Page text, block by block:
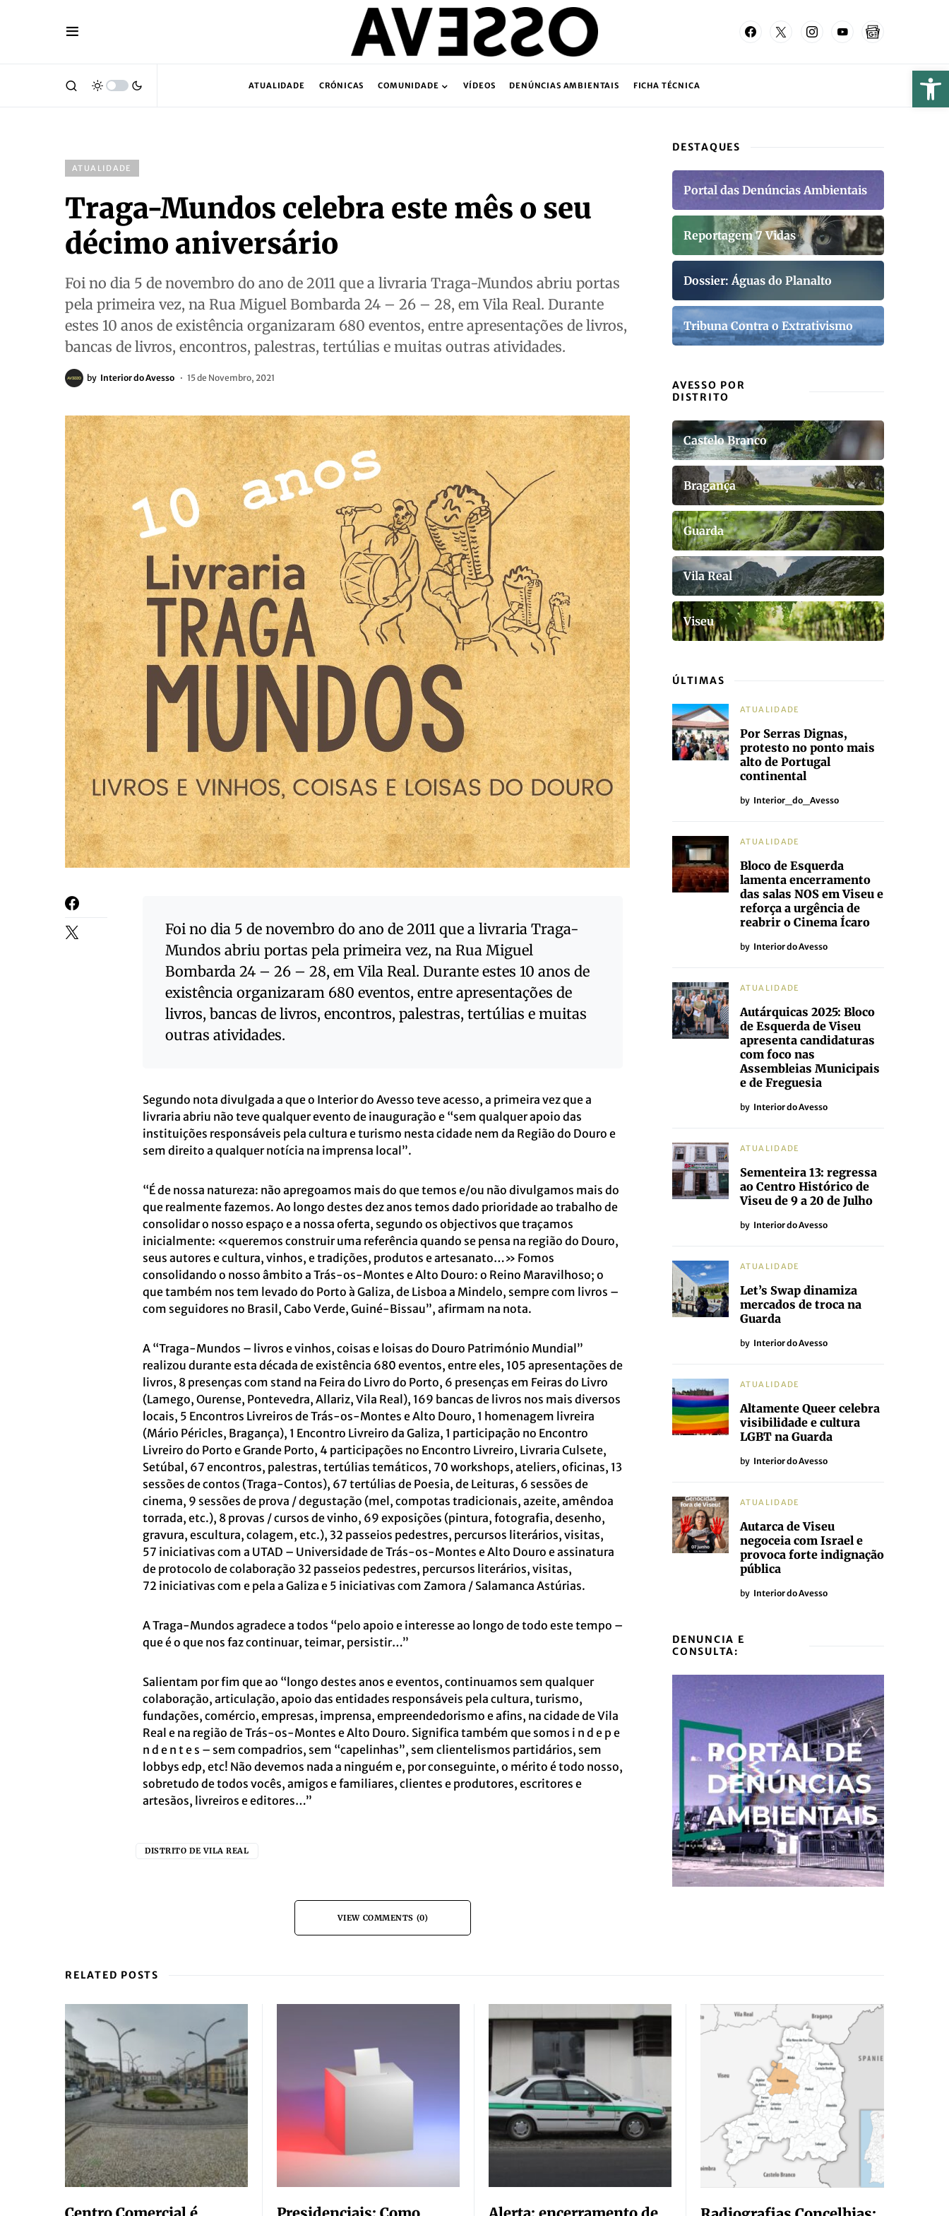
ATUALIDADE CRÓNICAS COMUNIDADE VÍDEOS DENÚNCIAS AMBIENTAIS FICHA TÉCNICA
ATUALIDADE
Traga-Mundos celebra este mês o seu
décimo aniversário
Foi no dia 5 de novembro do ano de 2011 que a livraria Traga-Mundos abriu portas
pela primeira vez, na Rua Miguel Bombarda 24 – 26 – 28, em Vila Real. Durante
estes 10 anos de existência organizaram 680 eventos, entre apresentações de livros,
bancas de livros, encontros, palestras, tertúlias e muitas outras atividades.
by Interior do Avesso 15 de Novembro, 2021
Foi no dia 5 de novembro do ano de 2011 que a livraria Traga-
Mundos abriu portas pela primeira vez, na Rua Miguel
Bombarda 24 – 26 – 28, em Vila Real. Durante estes 10 anos de
existência organizaram 680 eventos, entre apresentações de
livros, bancas de livros, encontros, palestras, tertúlias e muitas
outras atividades.
Segundo nota divulgada a que o Interior do Avesso teve acesso, a primeira vez que a
livraria abriu não teve qualquer evento de inauguração e “sem qualquer apoio das
instituições responsáveis pela cultura e turismo nesta cidade nem da Região do Douro e
sem direito a qualquer notícia na imprensa local”.
“É de nossa natureza: não apregoamos mais do que temos e/ou não divulgamos mais do
que realmente fazemos. Ao longo destes dez anos temos dado prioridade ao trabalho de
consolidar o nosso espaço e a nossa oferta, segundo os objectivos que traçamos
inicialmente: «queremos construir uma referência quando se pensa na região do Douro,
seus autores e cultura, vinhos, e tradições, produtos e artesanato…» Fomos
consolidando o nosso âmbito a Trás-os-Montes e Alto Douro: o Reino Maravilhoso; o
que também nos tem levado do Porto à Galiza, de Lisboa a Mindelo, sempre com livros –
com seguidores no Brasil, Cabo Verde, Guiné-Bissau”, afirmam na nota.
A “Traga-Mundos – livros e vinhos, coisas e loisas do Douro Património Mundial”
realizou durante esta década de existência 680 eventos, entre eles, 105 apresentações de
livros, 8 presenças com stand na Feira do Livro do Porto, 6 presenças em Feiras do Livro
(Lamego, Ourense, Pontevedra, Allariz, Vila Real), 169 bancas de livros nos mais diversos
locais, 5 Encontros Livreiros de Trás-os-Montes e Alto Douro, 1 homenagem livreira
(Mário Péricles, Bragança), 1 Encontro Livreiro da Galiza, 1 participação no Encontro
Livreiro do Porto e Grande Porto, 4 participações no Encontro Livreiro, Livraria Culsete,
Setúbal, 67 encontros, palestras, tertúlias temáticos, 70 workshops, ateliers, oficinas, 13
sessões de contos (Traga-Contos), 67 tertúlias de Poesia, de Leituras, 6 sessões de
cinema, 9 sessões de prova / degustação (mel, compotas tradicionais, azeite, amêndoa
torrada, etc.), 8 provas / cursos de vinho, 69 exposições (pintura, fotografia, desenho,
gravura, escultura, colagem, etc.), 32 passeios pedestres, percursos literários, visitas,
57 iniciativas com a UTAD – Universidade de Trás-os-Montes e Alto Douro e assinatura
de protocolo de colaboração 32 passeios pedestres, percursos literários, visitas,
72 iniciativas com e pela a Galiza e 5 iniciativas com Zamora / Salamanca Astúrias.
A Traga-Mundos agradece a todos “pelo apoio e interesse ao longo de todo este tempo –
que é o que nos faz continuar, teimar, persistir…”
Salientam por fim que ao “longo destes anos e eventos, continuamos sem qualquer
colaboração, articulação, apoio das entidades responsáveis pela cultura, turismo,
fundações, comércio, empresas, imprensa, empreendedorismo e afins, na cidade de Vila
Real e na região de Trás-os-Montes e Alto Douro. Significa também que somos i n d e p e
n d e n t e s – sem compadrios, sem “capelinhas”, sem clientelismos partidários, sem
lobbys edp, etc! Não devemos nada a ninguém e, por conseguinte, o mérito é todo nosso,
sobretudo de todos vocês, amigos e familiares, clientes e produtores, escritores e
artesãos, livreiros e editores…”
DISTRITO DE VILA REAL
VIEW COMMENTS (0)
DESTAQUES
Portal das Denúncias Ambientais
Reportagem 7 Vidas
Dossier: Águas do Planalto
Tribuna Contra o Extrativismo
AVESSO POR
DISTRITO
Castelo Branco
Bragança
Guarda
Vila Real
Viseu
ÚLTIMAS
ATUALIDADE
Por Serras Dignas,
protesto no ponto mais
alto de Portugal
continental
by Interior_do_Avesso
ATUALIDADE
Bloco de Esquerda
lamenta encerramento
das salas NOS em Viseu e
reforça a urgência de
reabrir o Cinema Ícaro
by Interior do Avesso
ATUALIDADE
Autárquicas 2025: Bloco
de Esquerda de Viseu
apresenta candidaturas
com foco nas
Assembleias Municipais
e de Freguesia
by Interior do Avesso
ATUALIDADE
Sementeira 13: regressa
ao Centro Histórico de
Viseu de 9 a 20 de Julho
by Interior do Avesso
ATUALIDADE
Let’s Swap dinamiza
mercados de troca na
Guarda
by Interior do Avesso
ATUALIDADE
Altamente Queer celebra
visibilidade e cultura
LGBT na Guarda
by Interior do Avesso
ATUALIDADE
Autarca de Viseu
negoceia com Israel e
provoca forte indignação
pública
by Interior do Avesso
DENUNCIA E
CONSULTA:
RELATED POSTS